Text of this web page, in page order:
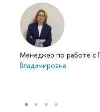
Менеджер по работе с
Владимировна